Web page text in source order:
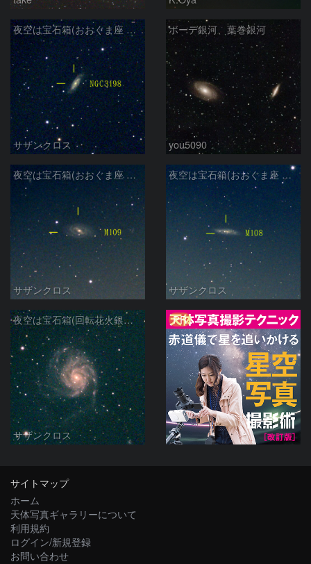
夜空は宝石箱(おおぐま座 NGC3198) Seestar50
サザンクロス
ボーデ銀河、葉巻銀河
you5090
夜空は宝石箱(おおぐま座 M109) Seestar50
サザンクロス
夜空は宝石箱(おおぐま座 M108) Seestar50
サザンクロス
夜空は宝石箱(回転花火銀河 M101) Seestar50
サザンクロス
PR
サイトマップ
ホーム
天体写真ギャラリーについて
利用規約
ログイン/新規登録
お問い合わせ